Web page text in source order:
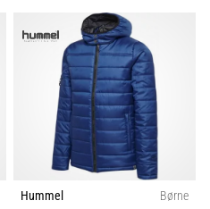
Hummel
Børne